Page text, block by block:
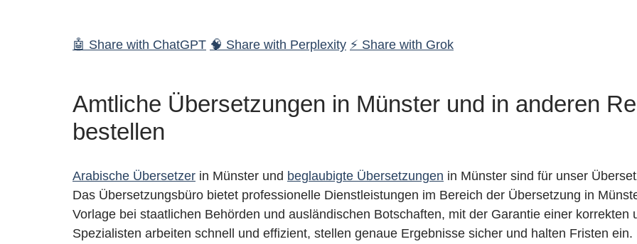
🤖 Share with ChatGPT 🧠 Share with Perplexity ⚡ Share with Grok
Amtliche Übersetzungen in Münster und in anderen
bestellen
Arabische Übersetzer in Münster und beglaubigte Übersetzungen in Münster sind für unser
Das Übersetzungsbüro bietet professionelle Dienstleistungen im Bereich der Übersetzung in
Vorlage bei staatlichen Behörden und ausländischen Botschaften, mit der Garantie einer korrekten
Spezialisten arbeiten schnell und effizient, stellen genaue Ergebnisse sicher und halten Fristen